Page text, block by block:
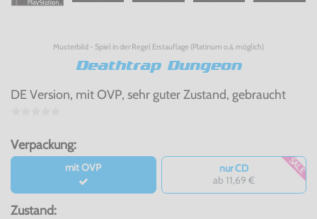
Musterbild - Spiel in der Regel Erstauflage (Platinum o.ä. möglich)
Deathtrap Dungeon
DE Version, mit OVP, sehr guter Zustand, gebraucht
Verpackung:
mit OVP
nur CD
ab 11,69 €
SALE
Zustand: